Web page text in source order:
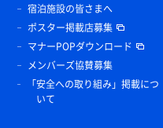
宿泊施設の皆さまへ
ポスター掲載店募集
マナーPOPダウンロード
メンバーズ協賛募集
「安全への取り組み」掲載につ
いて